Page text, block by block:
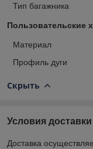
Тип багажника
Пользовательские
Материал
Профиль дуги
Скрыть
Условия доставки
Доставка